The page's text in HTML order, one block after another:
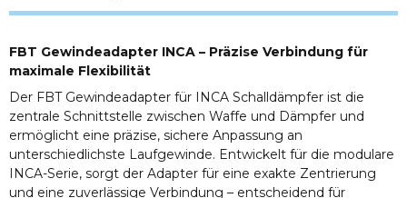
FBT Gewindeadapter INCA – Präzise Verbindung für
maximale Flexibilität
Der FBT Gewindeadapter für INCA Schalldämpfer ist die
zentrale Schnittstelle zwischen Waffe und Dämpfer und
ermöglicht eine präzise, sichere Anpassung an
unterschiedlichste Laufgewinde. Entwickelt für die modulare
INCA-Serie, sorgt der Adapter für eine exakte Zentrierung
und eine zuverlässige Verbindung – entscheidend für